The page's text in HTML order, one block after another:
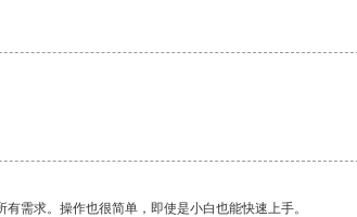
需求。操作也很简单，即使是小白也能快速上手。